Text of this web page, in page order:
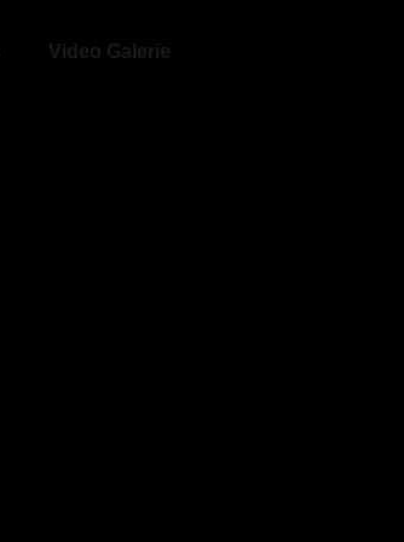
Video Galerie